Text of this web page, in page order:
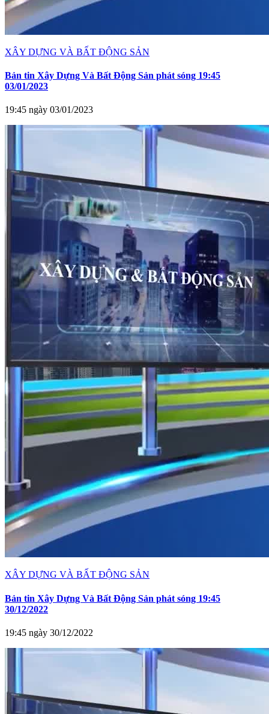
XÂY DỰNG VÀ BẤT ĐỘNG SẢN
Bản tin Xây Dựng Và Bất Động Sản phát sóng 19:45
03/01/2023
19:45 ngày 03/01/2023
XÂY DỰNG VÀ BẤT ĐỘNG SẢN
Bản tin Xây Dựng Và Bất Động Sản phát sóng 19:45
30/12/2022
19:45 ngày 30/12/2022